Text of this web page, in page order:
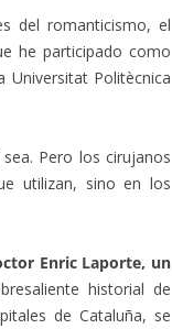
del romanticismo, el
he participado como
Universitat Politècnica
Pero los cirujanos
utilizan, sino en los
Enric Laporte, un
historial de
de Cataluña, se